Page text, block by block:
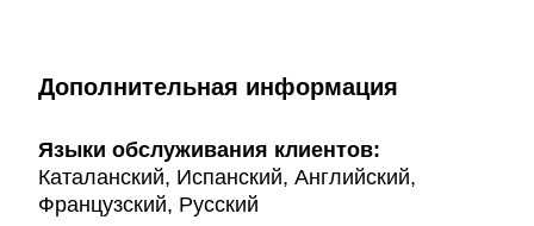
Дополнительная информация
Языки обслуживания клиентов:
Каталанский, Испанский, Английский,
Французский, Русский